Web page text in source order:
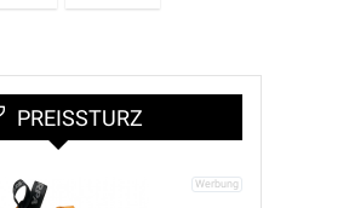
PREISSTURZ